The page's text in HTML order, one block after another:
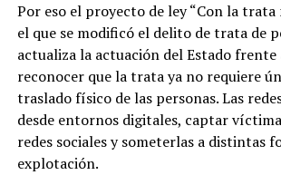
Por eso el proyecto de ley “Con la trata
el que se modificó el delito de trata de
actualiza la actuación del Estado
reconocer que la trata ya no requiere
traslado físico de las personas. Las
desde entornos digitales, captar
redes sociales y someterlas a distintas
explotación.